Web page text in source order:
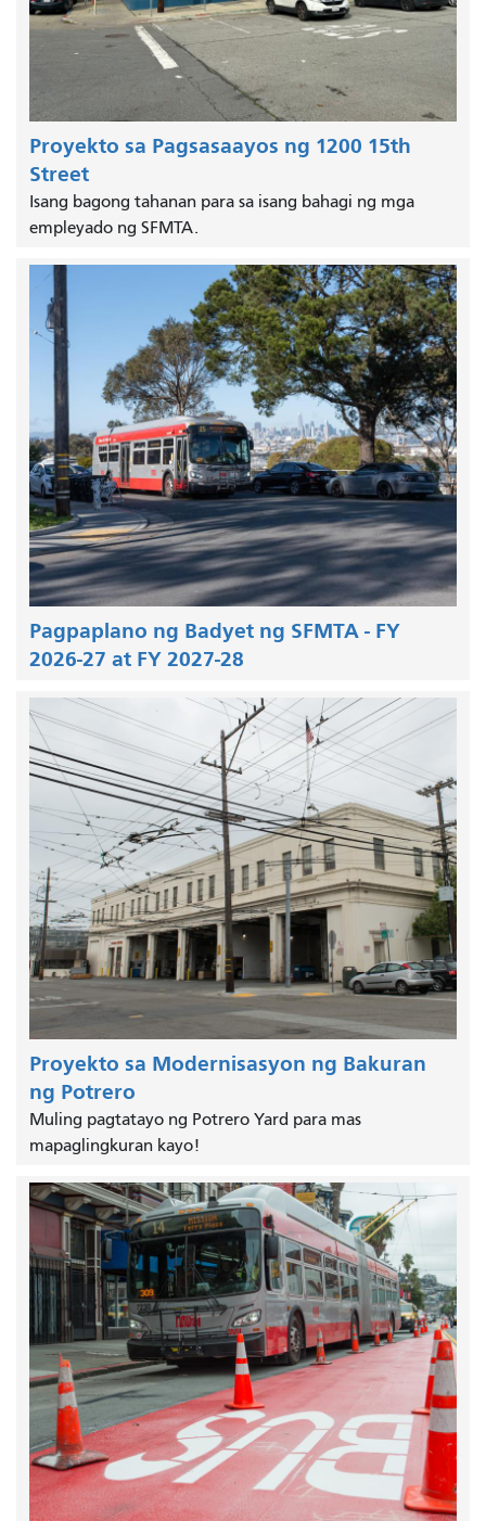
Proyekto sa Pagsasaayos ng 1200 15th
Street
Isang bagong tahanan para sa isang bahagi ng mga
empleyado ng SFMTA.
Pagpaplano ng Badyet ng SFMTA - FY
2026-27 at FY 2027-28
Proyekto sa Modernisasyon ng Bakuran
ng Potrero
Muling pagtatayo ng Potrero Yard para mas
mapaglingkuran kayo!